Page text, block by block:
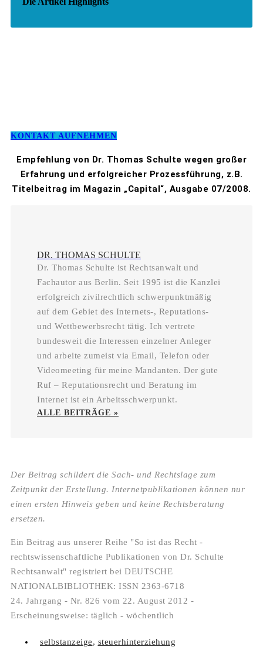
KONTAKT AUFNEHMEN
Empfehlung von Dr. Thomas Schulte wegen großer
Erfahrung und erfolgreicher Prozessführung, z.B.
Titelbeitrag im Magazin „Capital“, Ausgabe 07/2008.
DR. THOMAS SCHULTE
Dr. Thomas Schulte ist Rechtsanwalt und
Fachautor aus Berlin. Seit 1995 ist die Kanzlei
erfolgreich zivilrechtlich schwerpunktmäßig
auf dem Gebiet des Internets-, Reputations-
und Wettbewerbsrecht tätig. Ich vertrete
bundesweit die Interessen einzelner Anleger
und arbeite zumeist via Email, Telefon oder
Videomeeting für meine Mandanten. Der gute
Ruf – Reputationsrecht und Beratung im
Internet ist ein Arbeitsschwerpunkt.
ALLE BEITRÄGE »
Der Beitrag schildert die Sach- und Rechtslage zum
Zeitpunkt der Erstellung. Internetpublikationen können nur
einen ersten Hinweis geben und keine Rechtsberatung
ersetzen.
Ein Beitrag aus unserer Reihe "So ist das Recht -
rechtswissenschaftliche Publikationen von Dr. Schulte
Rechtsanwalt" registriert bei DEUTSCHE
NATIONALBIBLIOTHEK: ISSN 2363-6718
24. Jahrgang - Nr. 826 vom 22. August 2012 -
Erscheinungsweise: täglich - wöchentlich
selbstanzeige, steuerhinterziehung